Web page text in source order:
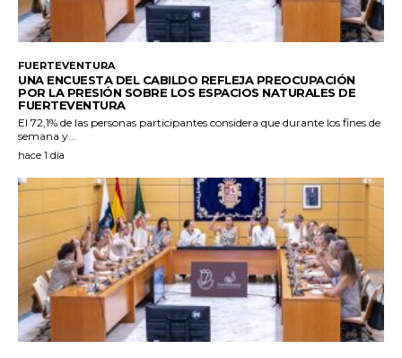
FUERTEVENTURA
UNA ENCUESTA DEL CABILDO REFLEJA PREOCUPACIÓN
POR LA PRESIÓN SOBRE LOS ESPACIOS NATURALES DE
FUERTEVENTURA
El 72,1% de las personas participantes considera que durante los fines de
semana y...
hace 1 día